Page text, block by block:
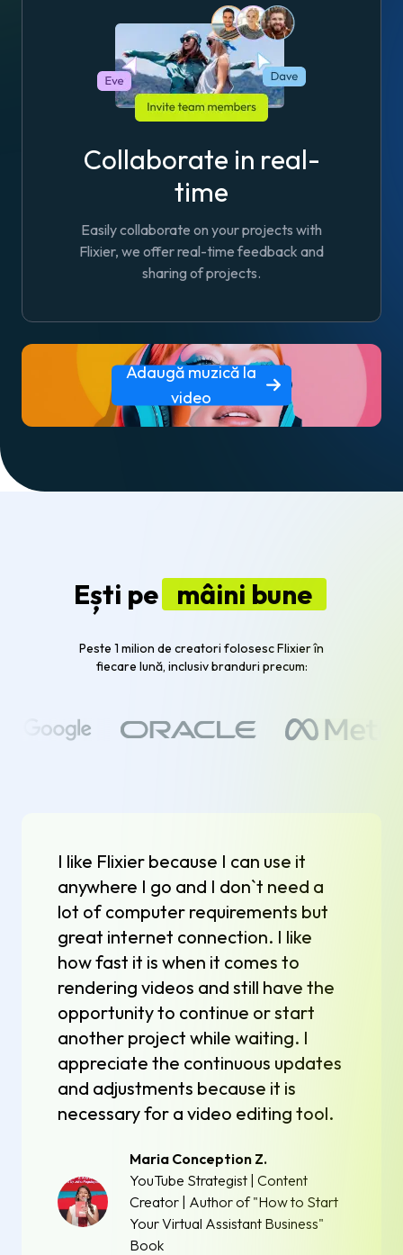
Collaborate in real-
time
Easily collaborate on your projects with
Flixier, we offer real-time feedback and
sharing of projects.
Adaugă muzică la
video
Ești pe mâini bune
Peste 1 milion de creatori folosesc Flixier în
fiecare lună, inclusiv branduri precum:
I like Flixier because I can use it
anywhere I go and I don`t need a
lot of computer requirements but
great internet connection. I like
how fast it is when it comes to
rendering videos and still have the
opportunity to continue or start
another project while waiting. I
appreciate the continuous updates
and adjustments because it is
necessary for a video editing tool.
Maria Conception Z.
YouTube Strategist | Content
Creator | Author of "How to Start
Your Virtual Assistant Business"
Book